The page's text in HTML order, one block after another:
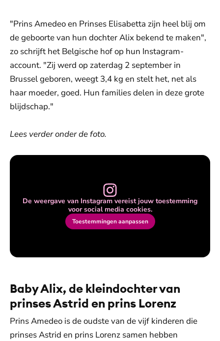
"Prins Amedeo en Prinses Elisabetta zijn heel blij om
de geboorte van hun dochter Alix bekend te maken",
zo schrijft het Belgische hof op hun Instagram-
account. "Zij werd op zaterdag 2 september in
Brussel geboren, weegt 3,4 kg en stelt het, net als
haar moeder, goed. Hun families delen in deze grote
blijdschap."
Lees verder onder de foto.
De weergave van Instagram vereist jouw toestemming
voor social media cookies.
Toestemmingen aanpassen
Baby Alix, de kleindochter van
prinses Astrid en prins Lorenz
Prins Amedeo is de oudste van de vijf kinderen die
prinses Astrid en prins Lorenz samen hebben